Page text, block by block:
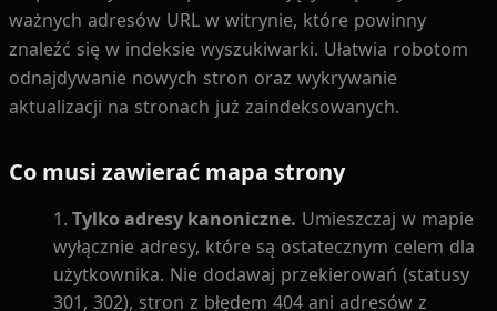
ważnych adresów URL w witrynie, które powinny
znaleźć się w indeksie wyszukiwarki. Ułatwia robotom
odnajdywanie nowych stron oraz wykrywanie
aktualizacji na stronach już zaindeksowanych.
Co musi zawierać mapa strony
Tylko adresy kanoniczne. Umieszczaj w mapie
wyłącznie adresy, które są ostatecznym celem dla
użytkownika. Nie dodawaj przekierowań (statusy
301, 302), stron z błędem 404 ani adresów z